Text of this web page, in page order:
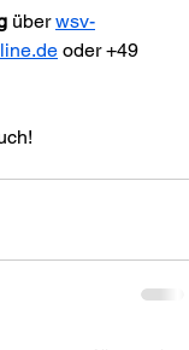
über wsv-
oder +49